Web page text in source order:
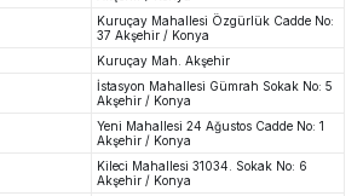
Kuruçay Mahallesi Özgürlük Cadde No:
37 Akşehir / Konya
Kuruçay Mah. Akşehir
İstasyon Mahallesi Gümrah Sokak No: 5
Akşehir / Konya
Yeni Mahallesi 24 Ağustos Cadde No: 1
Akşehir / Konya
Kileci Mahallesi 31034. Sokak No: 6
Akşehir / Konya